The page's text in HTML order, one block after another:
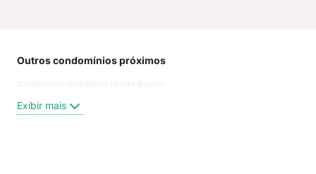
Outros condomínios próximos
Condominio do Edificio Monte Bianco
Exibir mais